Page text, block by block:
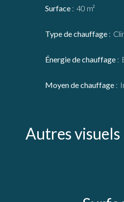
Surface 40 m²
Type de chauffage
Énergie de chauffage
Moyen de chauffage
Autres visuels